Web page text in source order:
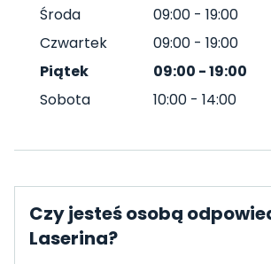
Środa
09:00 - 19:00
Czwartek
09:00 - 19:00
Piątek
09:00 -19:00
Sobota
10:00 - 14:00
Czy jesteś osobą
Laserina?